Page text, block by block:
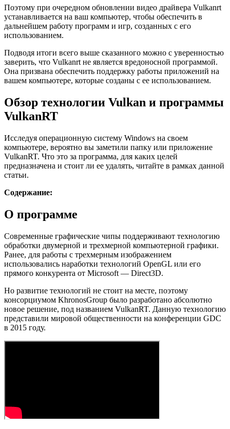
Поэтому при очередном обновлении видео драйвера Vulkanrt
устанавливается на ваш компьютер, чтобы обеспечить в
дальнейшем работу программ и игр, созданных с его
использованием.
Подводя итоги всего выше сказанного можно с уверенностью
заверить, что Vulkanrt не является вредоносной программой.
Она призвана обеспечить поддержку работы приложений на
вашем компьютере, которые созданы с ее использованием.
Обзор технологии Vulkan и программы
VulkanRT
Исследуя операционную систему Windows на своем
компьютере, вероятно вы заметили папку или приложение
VulkanRT. Что это за программа, для каких целей
предназначена и стоит ли ее удалять, читайте в рамках данной
статьи.
Содержание:
О программе
Современные графические чипы поддерживают технологию
обработки двумерной и трехмерной компьютерной графики.
Ранее, для работы с трехмерным изображением
использовались наработки технологий OpenGL или его
прямого конкурента от Microsoft — Direct3D.
Но развитие технологий не стоит на месте, поэтому
консорциумом KhronosGroup было разработано абсолютно
новое решение, под названием VulkanRT. Данную технологию
представили мировой общественности на конференции GDC
в 2015 году.